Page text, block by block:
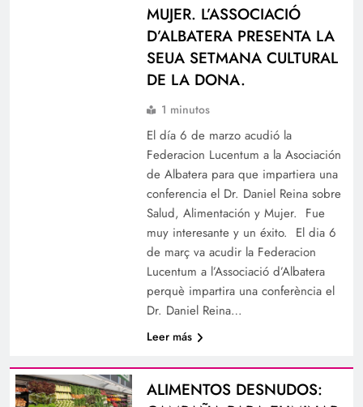
MUJER. L’ASSOCIACIÓ
D’ALBATERA PRESENTA LA
SEUA SETMANA CULTURAL
DE LA DONA.
1 minutos
El día 6 de marzo acudió la
Federacion Lucentum a la Asociación
de Albatera para que impartiera una
conferencia el Dr. Daniel Reina sobre
Salud, Alimentación y Mujer. Fue
muy interesante y un éxito. El dia 6
de març va acudir la Federacion
Lucentum a l’Associació d’Albatera
perquè impartira una conferència el
Dr. Daniel Reina…
Leer más
ALIMENTOS DESNUDOS: